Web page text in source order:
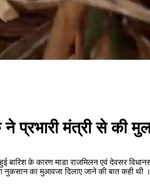
ने प्रभारी मंत्री से की
बारिश के कारण माडा राजमिलन एवं देवसर
का मुआवजा दिलाए जाने की बात कही थी ।